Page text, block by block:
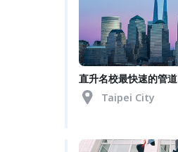
直升名校最快速的管道
Taipei City